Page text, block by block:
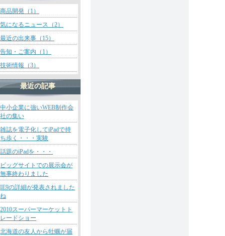
商品開発（1）
気になるニュース（2）
最近の出来事（15）
告知・ご案内（1）
技術情報（3）
最近の記事
中小企業に強いWEB制作会
社の集い
雑誌を電子化してiPadで持
ち歩く・・・実験
話題のiPadを・・・
ビッグサイトでの展示会が
無事終わりました
IE9の詳細が発表されました
ね
2010スーパーマーケットト
レードショー
北海道の友人から牡蠣が届